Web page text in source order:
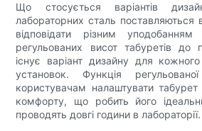
Що стосується варіантів
лабораторних сталь поставляються
відповідати різним
регульованих висот табуретів до
існує варіант дизайну для
установок. Функція
користувачам налаштувати табурет
комфорту, що робить його
проводять довгі години в лабораторії.